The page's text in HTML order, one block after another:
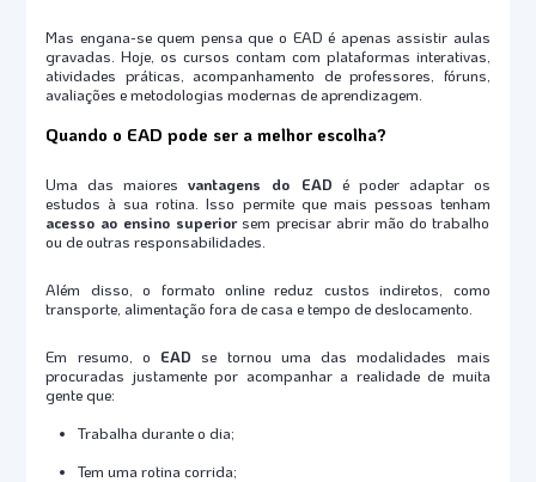
Mas engana-se quem pensa que o EAD é apenas assistir aulas
gravadas. Hoje, os cursos contam com plataformas interativas,
atividades práticas, acompanhamento de professores, fóruns,
avaliações e metodologias modernas de aprendizagem.
Quando o EAD pode ser a melhor escolha?
Uma das maioresvantagens do EAD é poder adaptar os
estudos à sua rotina. Isso permite que mais pessoas tenham
acesso ao ensino superiorsem precisar abrir mão do trabalho
ou de outras responsabilidades.
Além disso, o formato online reduz custos indiretos, como
transporte, alimentação fora de casa e tempo de deslocamento.
Em resumo, o EAD se tornou uma das modalidades mais
procuradas justamente por acompanhar a realidade de muita
gente que:
Trabalha durante o dia;
Tem uma rotina corrida;